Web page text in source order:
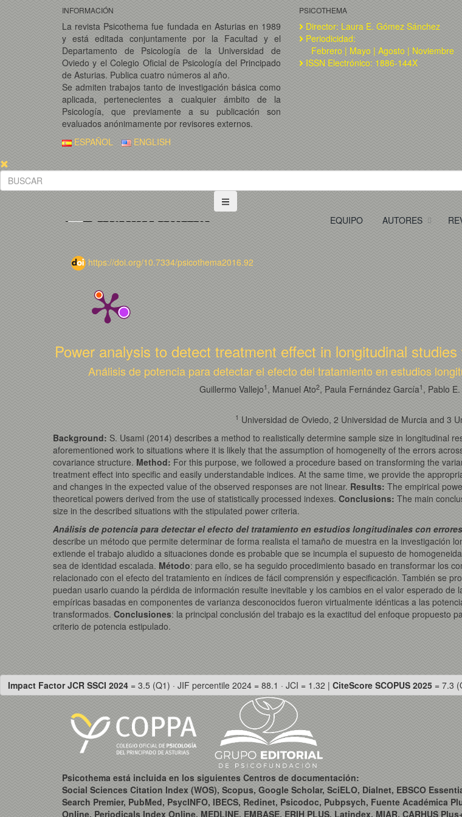
INFORMACIÓN
La revista Psicothema fue fundada en Asturias en 1989
y está editada conjuntamente por la Facultad y el
Departamento de Psicología de la Universidad de
Oviedo y el Colegio Oficial de Psicología del Principado
de Asturias. Publica cuatro números al año.
Se admiten trabajos tanto de investigación básica como
aplicada, pertenecientes a cualquier ámbito de la
Psicología, que previamente a su publicación son
evaluados anónimamente por revisores externos.
PSICOTHEMA
Director: Laura E. Gómez Sánchez
Periodicidad:
Febrero | Mayo | Agosto | Noviembre
ISSN Electrónico: 1886-144X
ESPAÑOL ENGLISH
EQUIPO AUTORES
https://doi.org/10.7334/psicothema2016.92
Power analysis to detect treatment effect in longitudinal
Análisis de potencia para detectar el efecto del tratamiento en estudios
Guillermo Vallejo1 , Manuel Ato2, Paula Fernández García1 , Pablo
1 Universidad de Oviedo, 2 Universidad de Murcia and 3
Background: S. Usami (2014) describes a method to realistically determine sample size in longitudinal
aforementioned work to situations where it is likely that the assumption of homogeneity of the errors
covariance structure. Method: For this purpose, we followed a procedure based on transforming the
treatment effect into specific and easily understandable indices. At the same time, we provide the
and changes in the expected value of the observed responses are not linear. Results: The empirical
theoretical powers derived from the use of statistically processed indexes. Conclusions: The main
size in the described situations with the stipulated power criteria.
Análisis de potencia para detectar el efecto del tratamiento en estudios longitudinales con
describe un método que permite determinar de forma realista el tamaño de muestra en la investigación
extiende el trabajo aludido a situaciones donde es probable que se incumpla el supuesto de
sea de identidad escalada. Método: para ello, se ha seguido procedimiento basado en transformar los
relacionado con el efecto del tratamiento en índices de fácil comprensión y especificación. También se
puedan usarlo cuando la pérdida de información resulte inevitable y los cambios en el valor esperado de
empíricas basadas en componentes de varianza desconocidos fueron virtualmente idénticas a las
transformados. Conclusiones: la principal conclusión del trabajo es la exactitud del enfoque propuesto
criterio de potencia estipulado.
Impact Factor JCR SSCI 2024 = 3.5 (Q1) · JIF percentile 2024 = 88.1 · JCI = 1.32 | CiteScore SCOPUS 2025 = 7.3
Psicothema está incluida en los siguientes Centros de documentación:
Social Sciences Citation Index (WOS), Scopus, Google Scholar, SciELO, Dialnet, EBSCO
Search Premier, PubMed, PsycINFO, IBECS, Redinet, Psicodoc, Pubpsych, Fuente Académica
Online, Periodicals Index Online, MEDLINE, EMBASE, ERIH PLUS, Latindex, MIAR, CARHUS